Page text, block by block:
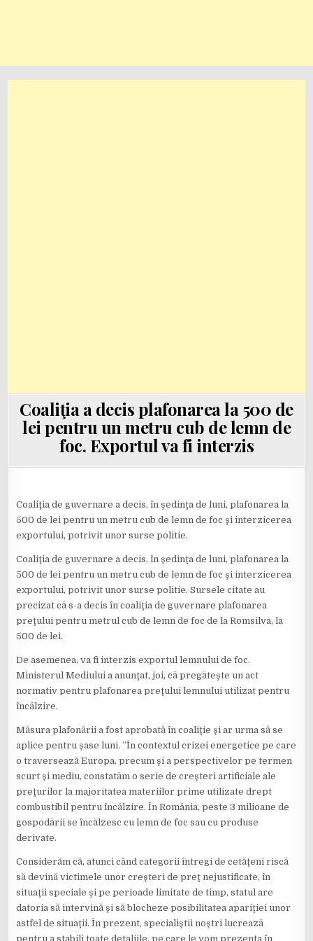
Coaliţia a decis plafonarea la 500 de
lei pentru un metru cub de lemn de
foc. Exportul va fi interzis
Coaliţia de guvernare a decis, în şedinţa de luni, plafonarea la
500 de lei pentru un metru cub de lemn de foc şi interzicerea
exportului, potrivit unor surse politie.
Coaliţia de guvernare a decis, în şedinţa de luni, plafonarea la
500 de lei pentru un metru cub de lemn de foc şi interzicerea
exportului, potrivit unor surse politie. Sursele citate au
precizat că s-a decis în coaliţia de guvernare plafonarea
preţului pentru metrul cub de lemn de foc de la Romsilva, la
500 de lei.
De asemenea, va fi interzis exportul lemnului de foc.
Ministerul Mediului a anunţat, joi, că pregăteşte un act
normativ pentru plafonarea preţului lemnului utilizat pentru
încălzire.
Măsura plafonării a fost aprobată în coaliţie şi ar urma să se
aplice pentru şase luni. ”În contextul crizei energetice pe care
o traversează Europa, precum şi a perspectivelor pe termen
scurt şi mediu, constatăm o serie de creşteri artificiale ale
preţurilor la majoritatea materiilor prime utilizate drept
combustibil pentru încălzire. În România, peste 3 milioane de
gospodării se încălzesc cu lemn de foc sau cu produse
derivate.
Considerăm că, atunci când categorii întregi de cetăţeni riscă
să devină victimele unor creşteri de preţ nejustificate, în
situaţii speciale şi pe perioade limitate de timp, statul are
datoria să intervină şi să blocheze posibilitatea apariţiei unor
astfel de situaţii. În prezent, specialiştii noştri lucrează
pentru a stabili toate detaliile, pe care le vom prezenta în